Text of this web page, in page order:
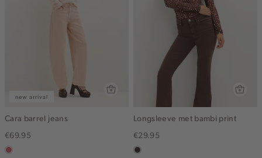
new arrival
Cara barrel jeans
€69.95
rose,
Longsleeve met bambi print
€29.95
choco